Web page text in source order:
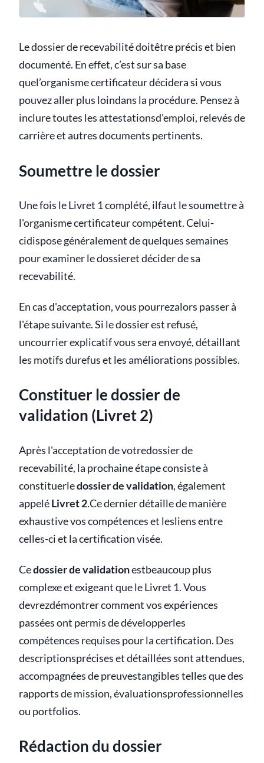
Le dossier de recevabilité doitêtre précis et bien
documenté. En effet, c’est sur sa base
quel’organisme certificateur décidera si vous
pouvez aller plus loindans la procédure. Pensez à
inclure toutes les attestationsd’emploi, relevés de
carrière et autres documents pertinents.
Soumettre le dossier
Une fois le Livret 1 complété, ilfaut le soumettre à
l'organisme certificateur compétent. Celui-
cidispose généralement de quelques semaines
pour examiner le dossieret décider de sa
recevabilité.
En cas d'acceptation, vous pourrezalors passer à
l'étape suivante. Si le dossier est refusé,
uncourrier explicatif vous sera envoyé, détaillant
les motifs durefus et les améliorations possibles.
Constituer le dossier de
validation (Livret 2)
Après l'acceptation de votredossier de
recevabilité, la prochaine étape consiste à
constituerledossier de validation, également
appeléLivret 2.Ce dernier détaille de manière
exhaustive vos compétences et lesliens entre
celles-ci et la certification visée.
Cedossier de validationestbeaucoup plus
complexe et exigeant que le Livret 1. Vous
devrezdémontrer comment vos expériences
passées ont permis de développerles
compétences requises pour la certification. Des
descriptionsprécises et détaillées sont attendues,
accompagnées de preuvestangibles telles que des
rapports de mission, évaluationsprofessionnelles
ou portfolios.
Rédaction du dossier